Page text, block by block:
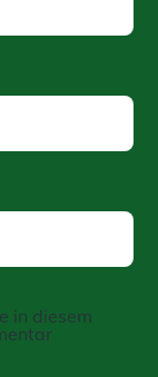
in diesem